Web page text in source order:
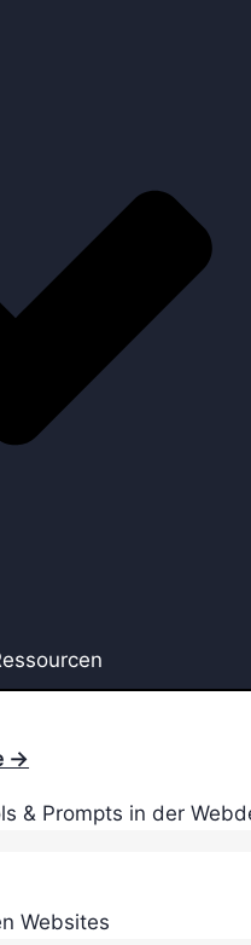
→
& Prompts in der
Websites